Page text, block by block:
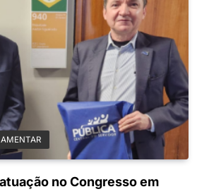
no Congresso em